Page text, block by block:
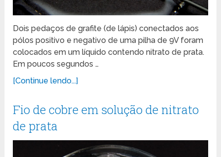
Dois pedaços de grafite (de lápis) conectados aos
pólos positivo e negativo de uma pilha de 9V foram
colocados em um líquido contendo nitrato de prata.
Em poucos segundos …
[Continue lendo...]
Fio de cobre em solução de nitrato
de prata